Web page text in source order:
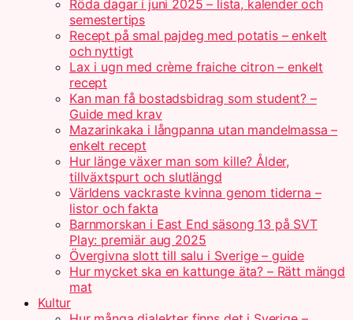
Röda dagar i juni 2025 – lista, kalender och
semestertips
Recept på smal pajdeg med potatis – enkelt
och nyttigt
Lax i ugn med crème fraiche citron – enkelt
recept
Kan man få bostadsbidrag som student? –
Guide med krav
Mazarinkaka i långpanna utan mandelmassa –
enkelt recept
Hur länge växer man som kille? Ålder,
tillväxtspurt och slutlängd
Världens vackraste kvinna genom tiderna –
listor och fakta
Barnmorskan i East End säsong 13 på SVT
Play: premiär aug 2025
Övergivna slott till salu i Sverige – guide
Hur mycket ska en kattunge äta? – Rätt mängd
mat
Kultur